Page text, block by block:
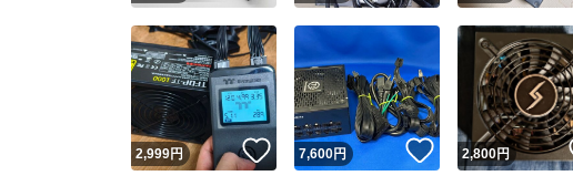
2,999円 いいね！
7,600円 いいね！
2,800円